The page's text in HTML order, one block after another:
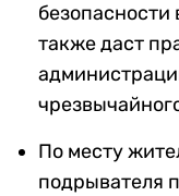
также даст
По месту
подрывателя